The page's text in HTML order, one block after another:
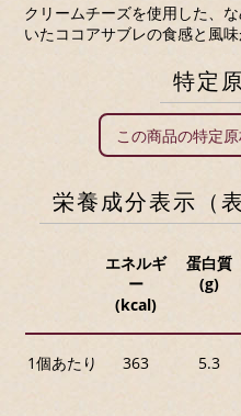
クリームチーズを使用した、
いたココアサブレの食感と風味
特定
この商品の特定
栄養成分表示（
エネルギ
ー
(kcal)
蛋白質
(g)
1個あたり 363 5.3